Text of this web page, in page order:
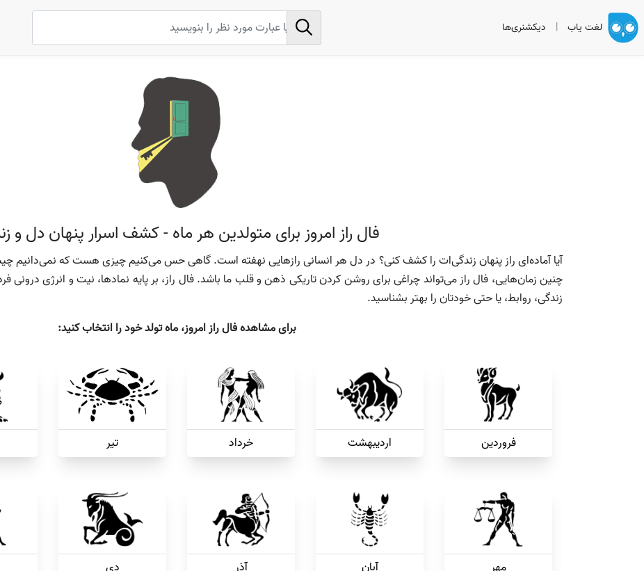
لغت یاب | دیکشنری‌ها
فال راز امروز برای متولدین هر ماه - کشف اسرار پنهان دل و
آیا آماده‌ای راز پنهان زندگی‌ات را کشف کنی؟ در دل هر انسانی رازهایی نهفته است. گاهی حس می‌کنیم چیزی هست که نمی‌دانیم
چنین زمان‌هایی، فال راز می‌تواند چراغی برای روشن کردن تاریکی ذهن و قلب ما باشد. فال راز، بر پایه نمادها، نیت و انرژی درونی
زندگی، روابط، یا حتی خودتان را بهتر بشناسید.
برای مشاهده فال راز امروز، ماه تولد خود را انتخاب کنید:
فروردین اردیبهشت خرداد تیر